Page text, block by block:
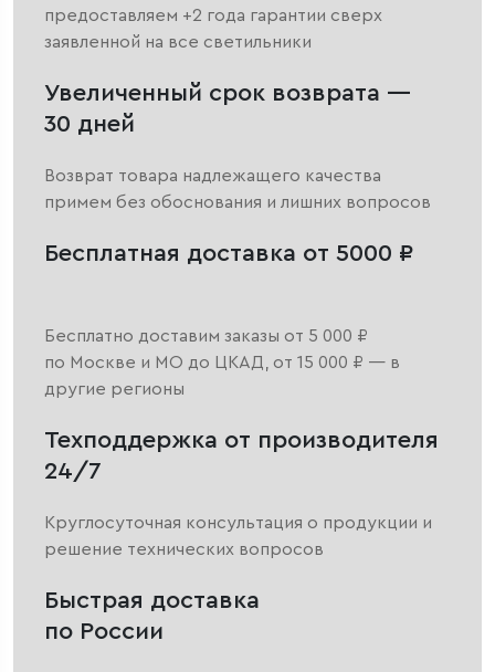
предоставляем +2 года гарантии сверх
заявленной на все светильники
Увеличенный срок возврата —
30 дней
Возврат товара надлежащего качества
примем без обоснования и лишних вопросов
Бесплатная доставка от 5000 ₽
Бесплатно доставим заказы от 5 000 ₽
по Москве и МО до ЦКАД, от 15 000 ₽ — в
другие регионы
Техподдержка от производителя
24/7
Круглосуточная консультация о продукции и
решение технических вопросов
Быстрая доставка
по России